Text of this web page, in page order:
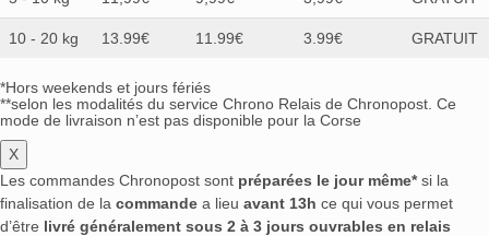
10 - 20 kg 13.99€ 11.99€ 3.99€ GRATUIT
*Hors weekends et jours fériés
**selon les modalités du service Chrono Relais de Chronopost. Ce
mode de livraison n’est pas disponible pour la Corse
X
Les commandes Chronopost sont préparées le jour même*si la
finalisation de la commande a lieu avant 13h ce qui vous permet
d’être livré généralement sous 2 à 3 jours ouvrables en relais